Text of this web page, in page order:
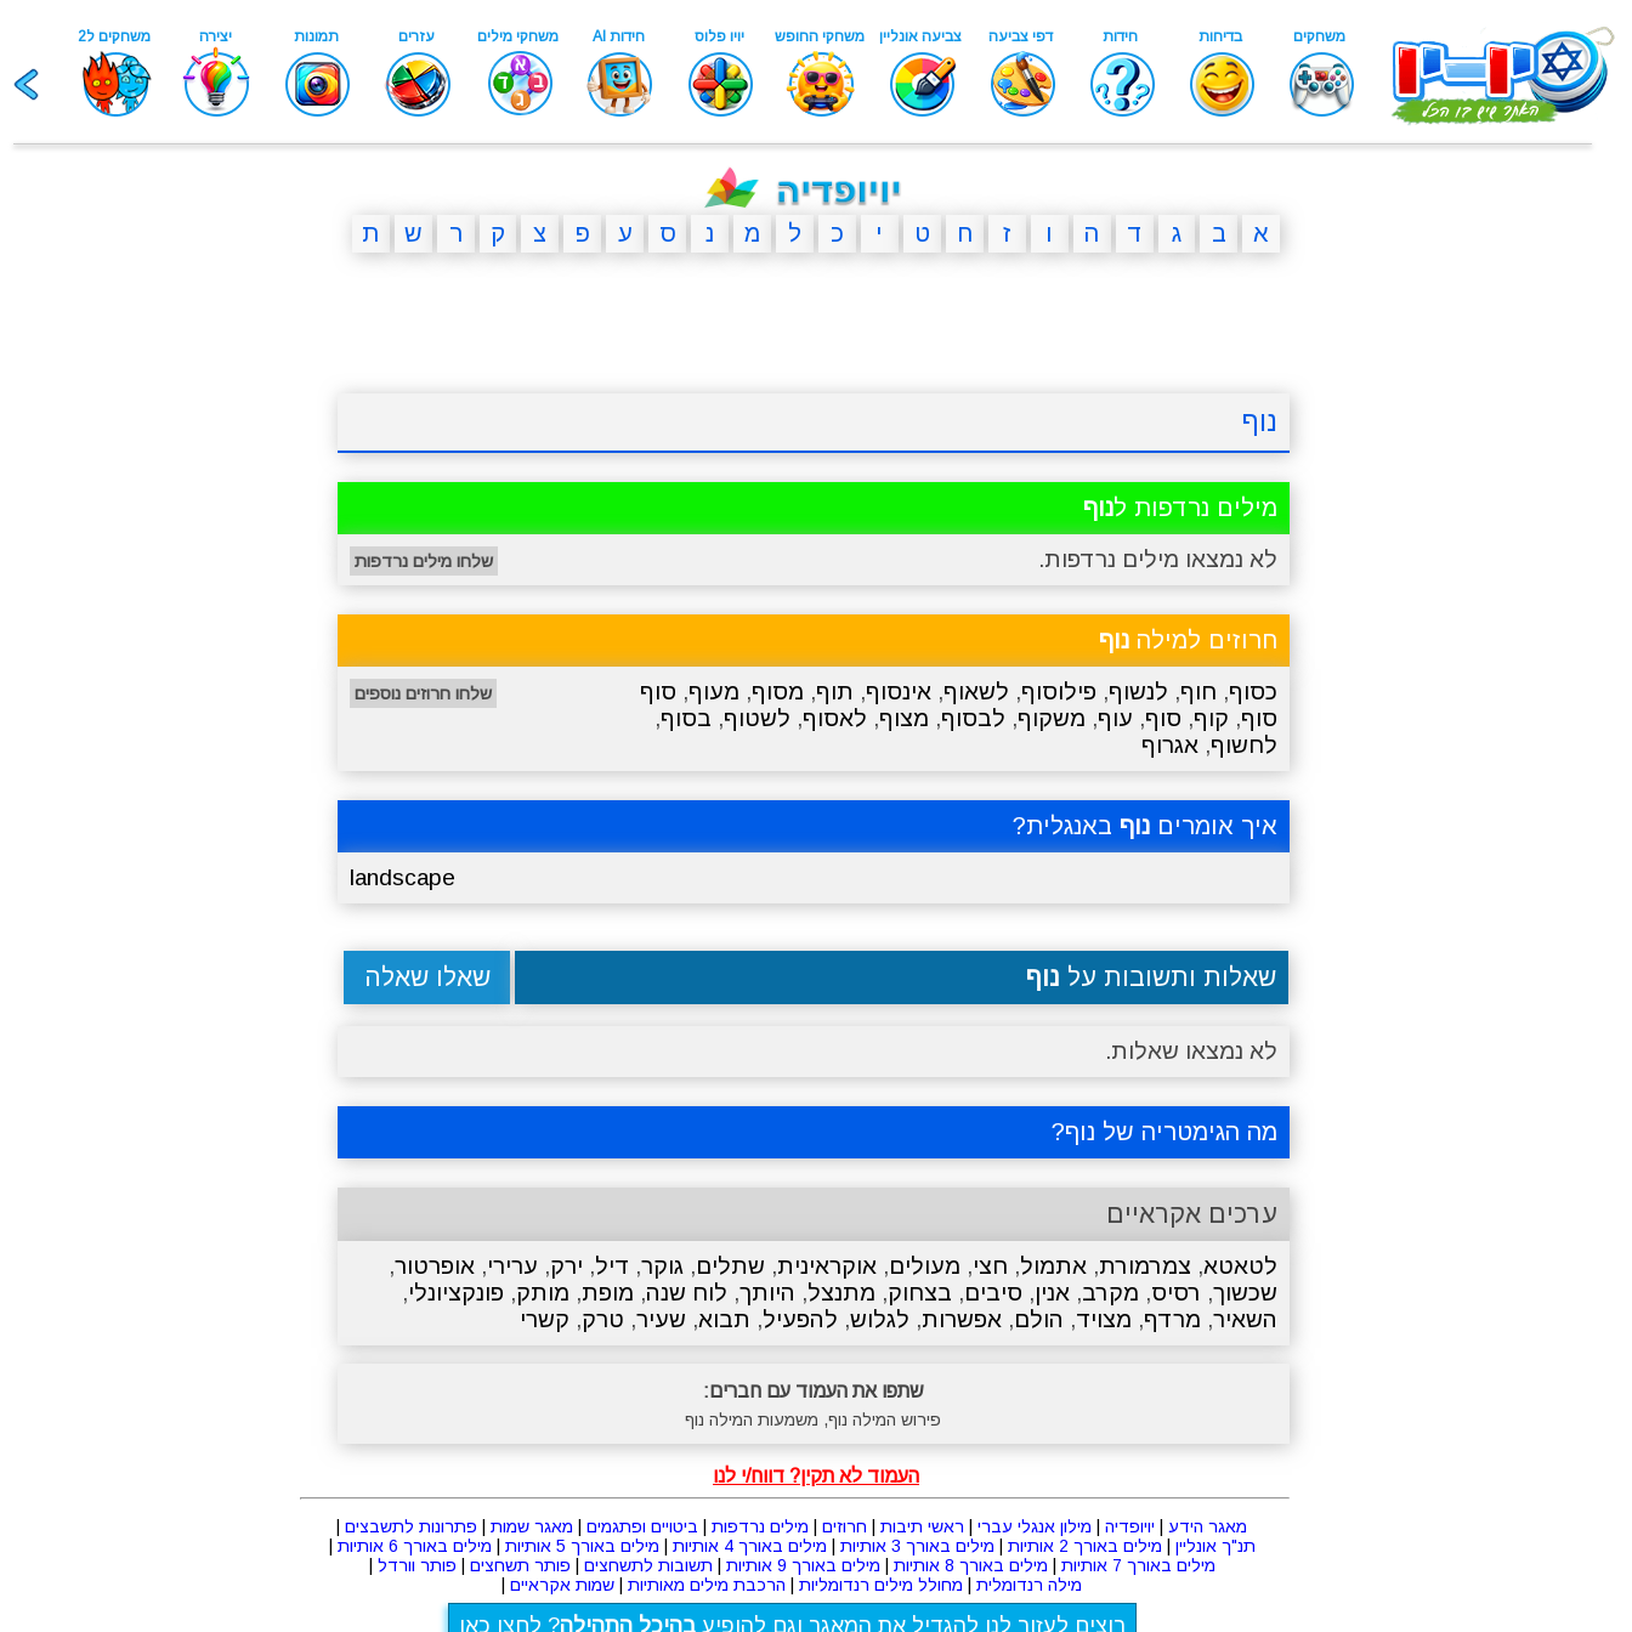
א ב ג ד ה ו ז ח ט י כ ל מ נ ס ע פ צ ק ר ש ת
נוף
מילים נרדפות לנוף
לא נמצאו מילים נרדפות. שלחו מילים נרדפות
חרוזים למילה נוף
כסוף, חוף, לנשוף, פילוסוף, לשאוף, אינסוף, תוף, מסוף, מעוף, סוף
סוף, קוף, סוף, עוף, משקוף, לבסוף, מצוף, לאסוף, לשטוף, בסוף,
לחשוף, אגרוף
שלחו חרוזים נוספים
איך אומרים נוף באנגלית?
landscape
שאלות ותשובות על נוף שאלו שאלה
לא נמצאו שאלות.
מה הגימטריה של נוף?
ערכים אקראיים
לטאטא, צמרמורת, אתמול, חצי, מעולים, אוקראינית, שתלים, גוקר, דיל, ירק, ערירי, אופרטור,
שכשוך, רסיס, מקרב, אנין, סיבים, בצחוק, מתנצל, היותך, לוח שנה, מופת, מותק, פונקציונלי,
השאיר, מרדף, מצויד, הולם, אפשרות, לגלוש, להפעיל, תבוא, שעיר, טרק, קשרי
שתפו את העמוד עם חברים:
פירוש המילה נוף, משמעות המילה נוף
העמוד לא תקין? דווח/י לנו
מאגר הידע יויופדיה מילון אנגלי עברי ראשי תיבות חרוזים מילים נרדפות ביטויים ופתגמים מאגר שמות פתרונות לתשבצים
תנ"ך אונליין
מילים באורך 2 אותיות מילים באורך 3 אותיות מילים באורך 4 אותיות מילים באורך 5 אותיות מילים באורך 6 אותיות
מילים באורך 7 אותיות
מילים באורך 8 אותיות מילים באורך 9 אותיות תשובות לתשחצים פותר תשחצים פותר וורדל
מילה רנדומלית
מחולל מילים רנדומליות הרכבת מילים מאותיות שמות אקראיים
רוצים לעזור לנו להגדיל את המאגר וגם להופיעבהיכל התהילה? לחצו כאן